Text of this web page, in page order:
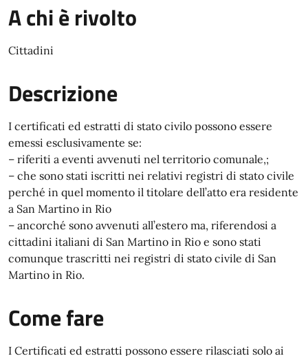
A chi è rivolto
Cittadini
Descrizione
I certificati ed estratti di stato civilo possono essere
emessi esclusivamente se:
– riferiti a eventi avvenuti nel territorio comunale,;
– che sono stati iscritti nei relativi registri di stato civile
perché in quel momento il titolare dell’atto era residente
a San Martino in Rio
– ancorché sono avvenuti all’estero ma, riferendosi a
cittadini italiani di San Martino in Rio e sono stati
comunque trascritti nei registri di stato civile di San
Martino in Rio.
Come fare
I Certificati ed estratti possono essere rilasciati solo ai